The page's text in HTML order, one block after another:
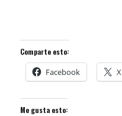
Comparte esto:
Facebook X
Me gusta esto: